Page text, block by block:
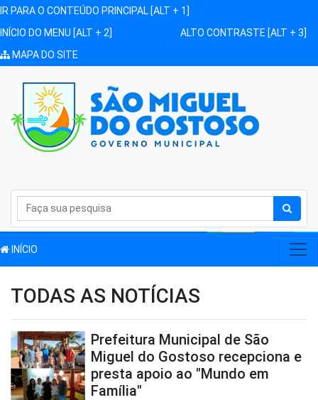
IR PARA O CONTEÚDO PRINCIPAL [ALT + 1]
INÍCIO DO MENU [ALT + 2]
ALTO CONTRASTE [ALT + 3]
MAPA DO SITE
INÍCIO
TODAS AS NOTÍCIAS
Prefeitura Municipal de São
Miguel do Gostoso recepciona e
presta apoio ao "Mundo em
Família"